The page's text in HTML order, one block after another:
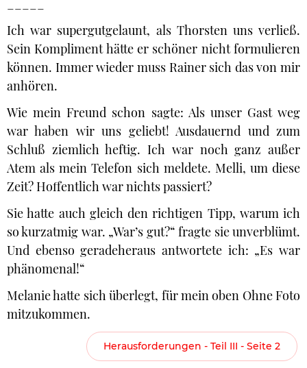
Ich war supergutgelaunt, als Thorsten uns verließ.
Sein Kompliment hätte er schöner nicht formulieren
können. Immer wieder muss Rainer sich das von mir
anhören.
Wie mein Freund schon sagte: Als unser Gast weg
war haben wir uns geliebt! Ausdauernd und zum
Schluß ziemlich heftig. Ich war noch ganz außer
Atem als mein Telefon sich meldete. Melli, um diese
Zeit? Hoffentlich war nichts passiert?
Sie hatte auch gleich den richtigen Tipp, warum ich
so kurzatmig war. „War’s gut?“ fragte sie unverblümt.
Und ebenso geradeheraus antwortete ich: „Es war
phänomenal!“
Melanie hatte sich überlegt, für mein oben Ohne Foto
mitzukommen.
Herausforderungen - Teil III - Seite 2